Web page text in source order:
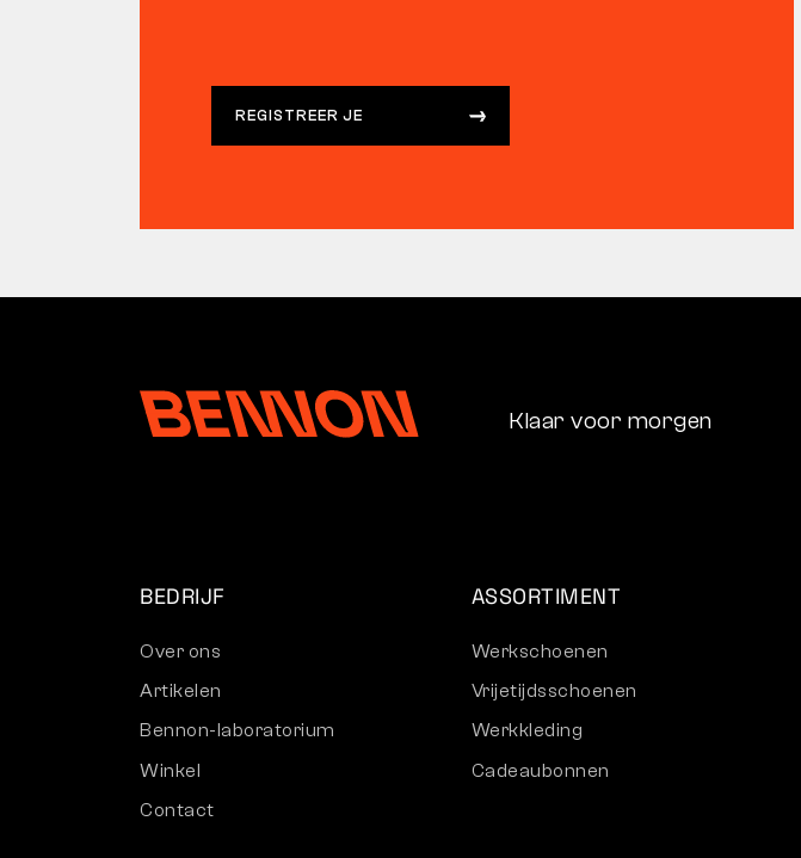
REGISTREER JE
Klaar voor morgen
BEDRIJF
Over ons
Artikelen
Bennon-laboratorium
Winkel
Contact
ASSORTIMENT
Werkschoenen
Vrijetijdsschoenen
Werkkleding
Cadeaubonnen